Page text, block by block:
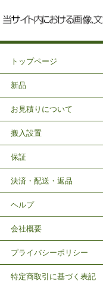
トップページ
新品
お見積りについて
搬入設置
保証
決済・配送・返品
ヘルプ
会社概要
プライバシーポリシー
特定商取引に基づく表記